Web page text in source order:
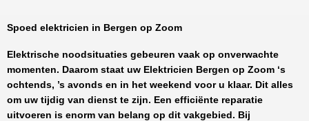
Spoed elektricien in Bergen op Zoom
Elektrische noodsituaties gebeuren vaak op onverwachte
momenten. Daarom staat uw Elektricien Bergen op Zoom ‘s
ochtends, ’s avonds en in het weekend voor u klaar. Dit alles
om uw tijdig van dienst te zijn. Een efficiënte reparatie
uitvoeren is enorm van belang op dit vakgebied. Bij